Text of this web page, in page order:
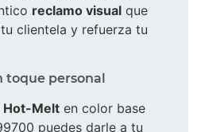
reclamo visual que
clientela y refuerza tu
toque personal
Hot-Melt en color base
puedes darle a tu